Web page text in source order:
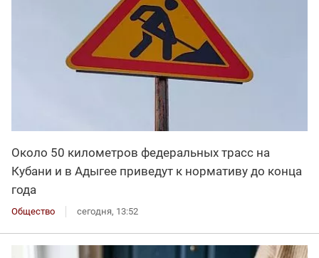
Около 50 километров федеральных трасс на
Кубани и в Адыгее приведут к нормативу до конца
года
Общество сегодня, 13:52